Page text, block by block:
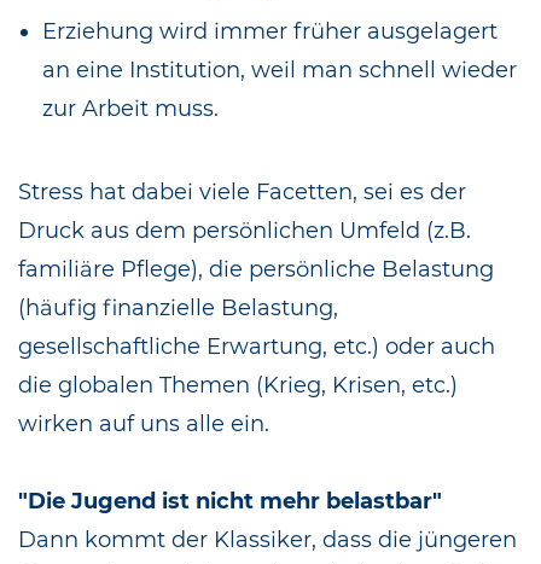
Erziehung wird immer früher ausgelagert
an eine Institution, weil man schnell wieder
zur Arbeit muss.
Stress hat dabei viele Facetten, sei es der
Druck aus dem persönlichen Umfeld (z.B.
familiäre Pflege), die persönliche Belastung
(häufig finanzielle Belastung,
gesellschaftliche Erwartung, etc.) oder auch
die globalen Themen (Krieg, Krisen, etc.)
wirken auf uns alle ein.
"Die Jugend ist nicht mehr belastbar"
Dann kommt der Klassiker, dass die jüngeren